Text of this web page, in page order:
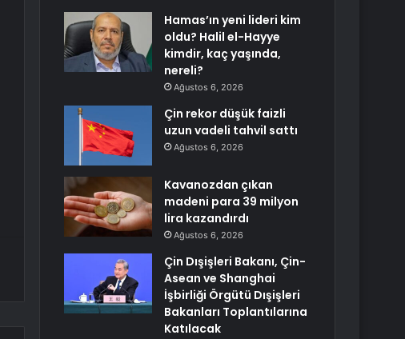
Hamas’ın yeni lideri kim
oldu? Halil el-Hayye
kimdir, kaç yaşında,
nereli?
Ağustos 6, 2026
Çin rekor düşük faizli
uzun vadeli tahvil sattı
Ağustos 6, 2026
Kavanozdan çıkan
madeni para 39 milyon
lira kazandırdı
Ağustos 6, 2026
Çin Dışişleri Bakanı, Çin-
Asean ve Shanghai
İşbirliği Örgütü Dışişleri
Bakanları Toplantılarına
Katılacak